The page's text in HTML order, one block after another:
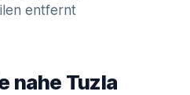
entfernt
nahe Tuzla